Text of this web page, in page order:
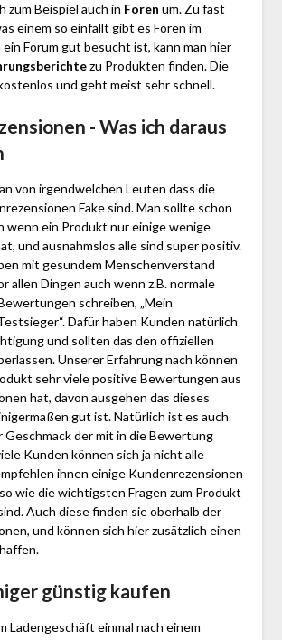
zum Beispiel auch in Foren um. Zu fast
einem so einfällt gibt es Foren im
Forum gut besucht ist, kann man hier
zu Produkten finden. Die
und geht meist sehr schnell.
- Was ich daraus
von irgendwelchen Leuten dass die
Fake sind. Man sollte schon
wenn ein Produkt nur einige wenige
und ausnahmslos alle sind super positiv.
mit gesundem Menschenverstand
allen Dingen auch wenn z.B. normale
schreiben, „Mein
Dafür haben Kunden natürlich
und sollten das den offiziellen
Unserer Erfahrung nach können
sehr viele positive Bewertungen aus
hat, davon ausgehen das dieses
gut ist. Natürlich ist es auch
Geschmack der mit in die Bewertung
Kunden können sich ja nicht alle
ihnen einige Kundenrezensionen
wie die wichtigsten Fragen zum Produkt
Auch diese finden sie oberhalb der
und können sich hier zusätzlich einen
günstig kaufen
Ladengeschäft einmal nach einem